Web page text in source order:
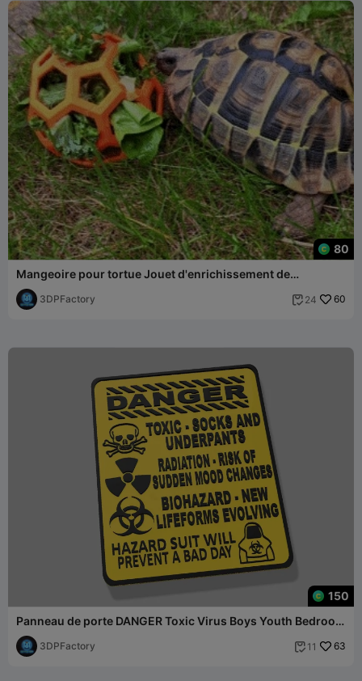
80
Mangeoire pour tortue Jouet d'enrichissement de
l'environnement Support de nourriture pour animaux de
compagnie
3DPFactory  24 60
150
Panneau de porte DANGER Toxic Virus Boys Youth Bedroom
Fun Warning Door Sign
3DPFactory  11 63